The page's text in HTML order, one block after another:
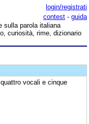
login/registrati
contest - guida
sulla parola italiana
curiosità, rime, dizionario
vocali e cinque